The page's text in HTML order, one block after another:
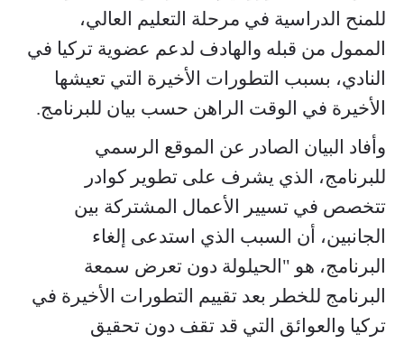
للمنح الدراسية في مرحلة التعليم العالي،
الممول من قبله والهادف لدعم عضوية تركيا في
النادي، بسبب التطورات الأخيرة التي تعيشها
الأخيرة في الوقت الراهن حسب بيان للبرنامج.
وأفاد البيان الصادر عن الموقع الرسمي
للبرنامج، الذي يشرف على تطوير كوادر
تتخصص في تسيير الأعمال المشتركة بين
الجانبين، أن السبب الذي استدعى إلغاء
البرنامج، هو "الحيلولة دون تعرض سمعة
البرنامج للخطر بعد تقييم التطورات الأخيرة في
تركيا والعوائق التي قد تقف دون تحقيق